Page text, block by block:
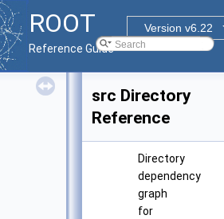
ROOT
Version v6.22
Reference Guide
src Directory
Reference
Directory
dependency
graph
for